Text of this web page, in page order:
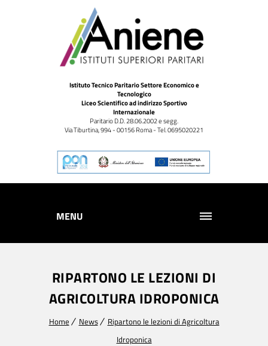
Istituto Tecnico Paritario Settore Economico e
Tecnologico
Liceo Scientifico ad indirizzo Sportivo
Internazionale
Paritario D.D. 28.06.2002 e segg.
Via Tiburtina, 994 - 00156 Roma - Tel. 0695020221
MENU
RIPARTONO LE LEZIONI DI
AGRICOLTURA IDROPONICA
Home News
Ripartono le lezioni di Agricoltura
Idroponica